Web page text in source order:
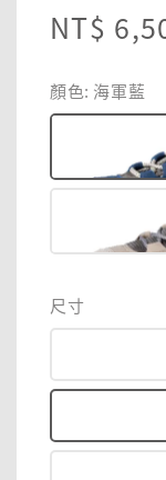
Regular
NT$
顏色: 海軍藍
尺寸